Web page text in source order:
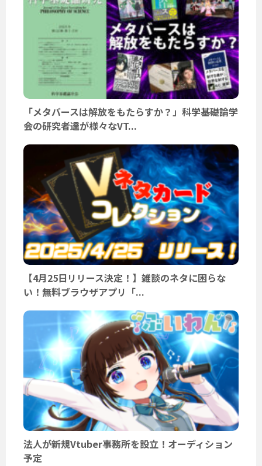
「メタバースは解放をもたらすか？」科学基礎論学
会の研究者達が様々なVT...
【4月25日リリース決定！】雑談のネタに困らな
い！無料ブラウザアプリ「...
法人が新規Vtuber事務所を設立！オーディション
予定